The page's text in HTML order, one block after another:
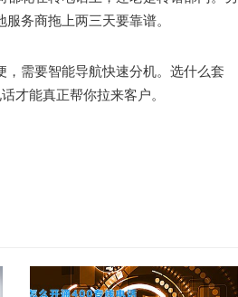
务商拖上两三天要靠谱。
需要智能导航快速分机。选什么套
才能真正帮你拉来客户。